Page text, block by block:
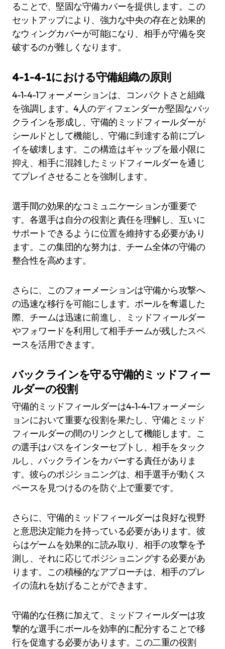
ることで、堅固な守備カバーを提供します。この
セットアップにより、強力な中央の存在と効果的
なウィングカバーが可能になり、相手が守備を突
破するのが難しくなります。
4-1-4-1における守備組織の原則
4-1-4-1フォーメーションは、コンパクトさと組織
を強調します。4人のディフェンダーが堅固なバッ
クラインを形成し、守備的ミッドフィールダーが
シールドとして機能し、守備に到達する前にプレ
イを破壊します。この構造はギャップを最小限に
抑え、相手に混雑したミッドフィールダーを通じ
てプレイさせることを強制します。
選手間の効果的なコミュニケーションが重要で
す。各選手は自分の役割と責任を理解し、互いに
サポートできるように位置を維持する必要があり
ます。この集団的な努力は、チーム全体の守備の
整合性を高めます。
さらに、このフォーメーションは守備から攻撃へ
の迅速な移行を可能にします。ボールを奪還した
際、チームは迅速に前進し、ミッドフィールダー
やフォワードを利用して相手チームが残したスペ
ースを活用できます。
バックラインを守る守備的ミッドフィー
ルダーの役割
守備的ミッドフィールダーは4-1-4-1フォーメーシ
ョンにおいて重要な役割を果たし、守備とミッド
フィールダーの間のリンクとして機能します。こ
の選手はパスをインターセプトし、相手をタック
ルし、バックラインをカバーする責任がありま
す。彼らのポジショニングは、相手選手が動くス
ペースを見つけるのを防ぐ上で重要です。
さらに、守備的ミッドフィールダーは良好な視野
と意思決定能力を持っている必要があります。彼
らはゲームを効果的に読み取り、相手の攻撃を予
測し、それに応じてポジショニングする必要があ
ります。この積極的なアプローチは、相手のプレ
イの流れを妨げることができます。
守備的な任務に加えて、ミッドフィールダーは攻
撃的な選手にボールを効率的に配分することで移
行を促進する必要があります。この二重の役割